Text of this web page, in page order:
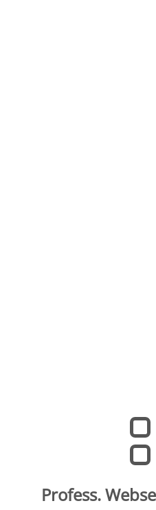
Profess.